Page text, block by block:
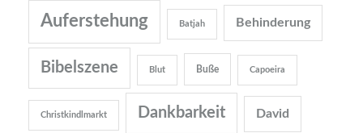
Auferstehung Batjah Behinderung
Bibelszene Blut Buße Capoeira
Christkindlmarkt Dankbarkeit David